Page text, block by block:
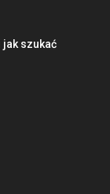
jak szukać